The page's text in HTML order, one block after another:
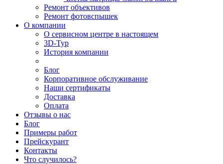
Ремонт объективов
Ремонт фотовспышек
О компании
О сервисном центре в настоящем
3D-Тур
История компании
Блог
Корпоративное обслуживание
Наши сертификаты
Доставка
Оплата
Отзывы о нас
Блог
Примеры работ
Прейскурант
Контакты
Что случилось?